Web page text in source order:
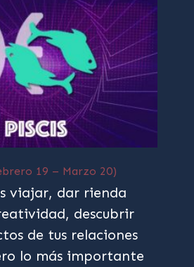
19 – Marzo 20)
viajar, dar rienda
descubrir
de tus relaciones
lo más importante